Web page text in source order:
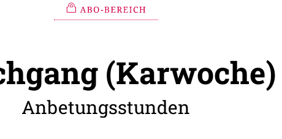
(Karwoche)
:
Anbetungsstunden